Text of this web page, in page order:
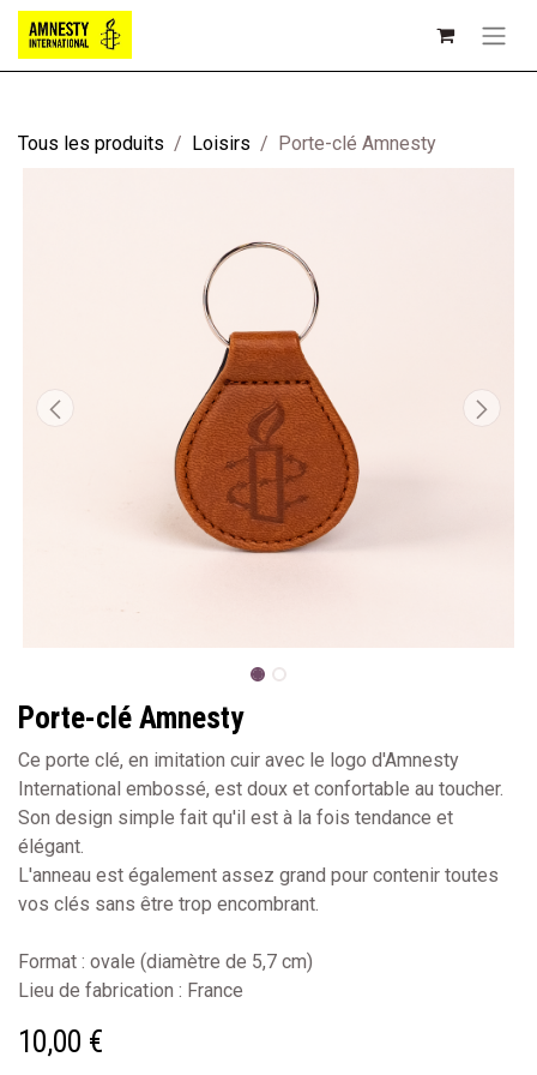
Tous les produits Loisirs Porte-clé Amnesty
Porte-clé Amnesty
Ce porte clé, en imitation cuir avec le logo d'Amnesty
International embossé, est doux et confortable au toucher.
Son design simple fait qu'il est à la fois tendance et
élégant.
L'anneau est également assez grand pour contenir toutes
vos clés sans être trop encombrant.
Format : ovale (diamètre de 5,7 cm)
Lieu de fabrication : France
10,00 €